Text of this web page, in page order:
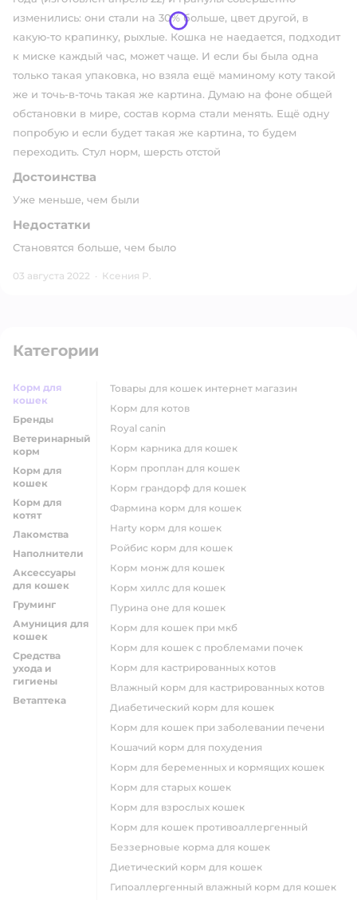
изменились: они стали на 30% больше, цвет другой, в
какую-то крапинку, рыхлые. Кошка не наедается, подходит
к миске каждый час, может чаще. И если бы была одна
только такая упаковка, но взяла ещё маминому коту такой
же и точь-в-точь такая же картина. Думаю на фоне общей
обстановки в мире, состав корма стали менять. Ещё одну
попробую и если будет такая же картина, то будем
переходить. Стул норм, шерсть отстой
Достоинства
Уже меньше, чем были
Недостатки
Становятся больше, чем было
03 августа 2022 · Ксения Р.
Категории
Корм для
кошек
Бренды
Ветеринарный
корм
Корм для
кошек
Корм для
котят
Лакомства
Наполнители
Аксессуары
для кошек
Груминг
Амуниция для
кошек
Средства
ухода и
гигиены
Ветаптека
товары для кошек интернет магазин
корм для котов
royal canin
корм карника для кошек
корм проплан для кошек
корм грандорф для кошек
фармина корм для кошек
harty корм для кошек
ройбис корм для кошек
корм монж для кошек
корм хиллс для кошек
пурина оне для кошек
корм для кошек при мкб
корм для кошек с проблемами почек
Корм для кастрированных котов
влажный корм для кастрированных котов
диабетический корм для кошек
корм для кошек при заболевании печени
кошачий корм для похудения
корм для беременных и кормящих кошек
корм для старых кошек
корм для взрослых кошек
корм для кошек противоаллергенный
беззерновые корма для кошек
диетический корм для кошек
гипоаллергенный влажный корм для кошек